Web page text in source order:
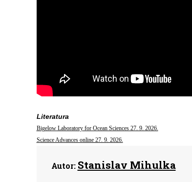
Literatura
Bigelow Laboratory for Ocean Sciences 27. 9. 2026.
Science Advances online 27. 9. 2026.
Autor: Stanislav Mihulka